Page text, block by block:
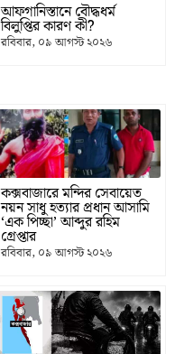
আফগানিস্তানে বৌদ্ধধর্ম
বিলুপ্তির কারণ কী?
রবিবার, ০৯ আগস্ট ২০২৬
কক্সবাজারে মন্দির সেবায়েত
নয়ন সাধু হত্যার প্রধান আসামি
‘এক পিচ্ছা’ আব্দুর রহিম
গ্রেপ্তার
রবিবার, ০৯ আগস্ট ২০২৬